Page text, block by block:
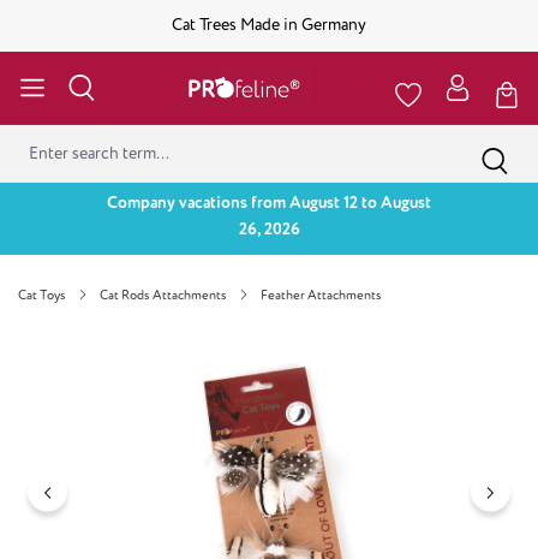
Cat Trees Made in Germany
Company vacations from August 12 to August
26, 2026
Cat Toys Cat Rods Attachments Feather Attachments